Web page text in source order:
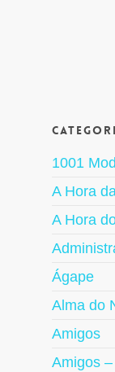
1001
A Hora
A Hora
Ágape
Alma do
Amigos
Amigos